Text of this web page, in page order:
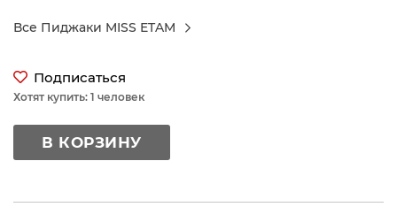
Все Пиджаки MISS ETAM
Подписаться
Хотят купить: 1 человек
В КОРЗИНУ